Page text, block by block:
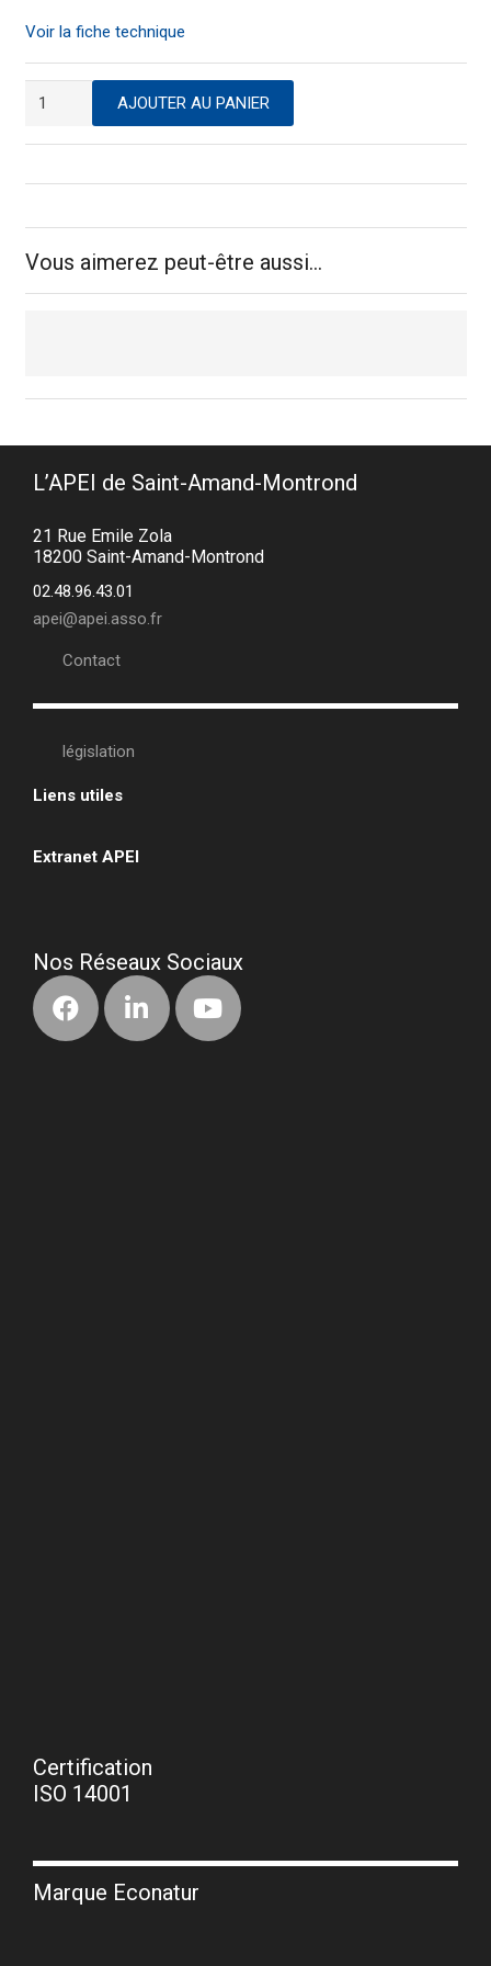
Voir la fiche technique
quantité
Agenda
poche
2027
AJOUTER AU PANIER
Vous aimerez peut-être aussi…
L’APEI de Saint-Amand-Montrond
21 Rue Emile Zola
18200 Saint-Amand-Montrond
02.48.96.43.01
apei@apei.asso.fr
Contact
législation
Liens utiles
Extranet APEI
Nos Réseaux Sociaux
Certification
ISO 14001
Marque Econatur